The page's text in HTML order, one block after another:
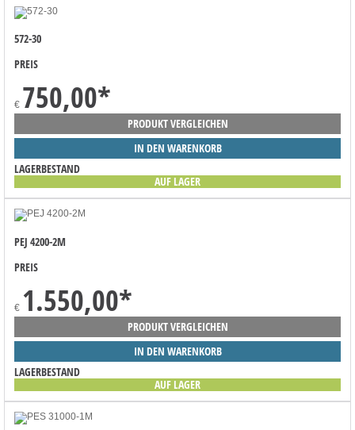
572-30
PREIS
€ 750,00*
PRODUKT VERGLEICHEN
IN DEN WARENKORB
LAGERBESTAND
AUF LAGER
PEJ 4200-2M
PREIS
€ 1.550,00*
PRODUKT VERGLEICHEN
IN DEN WARENKORB
LAGERBESTAND
AUF LAGER